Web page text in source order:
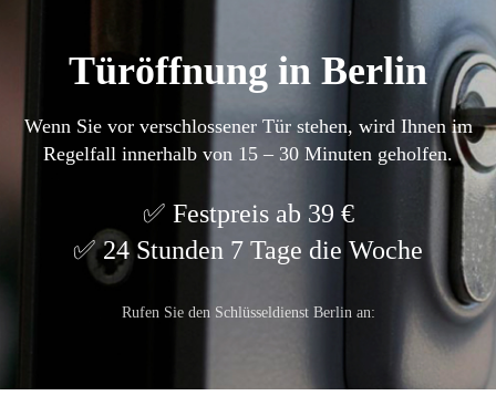
Türöffnung in Berlin
Wenn Sie vor verschlossener Tür stehen, wird Ihnen im
Regelfall innerhalb von 15 – 30 Minuten geholfen.
Festpreis ab 39 €
24 Stunden 7 Tage die Woche
Rufen Sie den Schlüsseldienst Berlin an: